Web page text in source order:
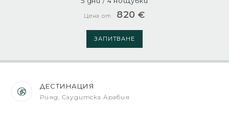
Цена от 820 €
ЗАПИТВАНЕ
ДЕСТИНАЦИЯ
Рияд, Саудитска Арабия